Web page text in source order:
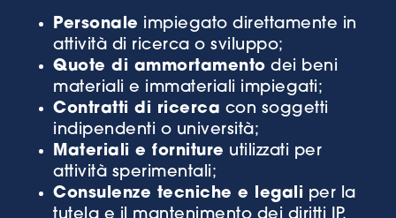
Personale impiegato direttamente in
attività di ricerca o sviluppo;
Quote di ammortamento dei beni
materiali e immateriali impiegati;
Contratti di ricerca con soggetti
indipendenti o università;
Materiali e forniture utilizzati per
attività sperimentali;
Consulenze tecniche e legali per la